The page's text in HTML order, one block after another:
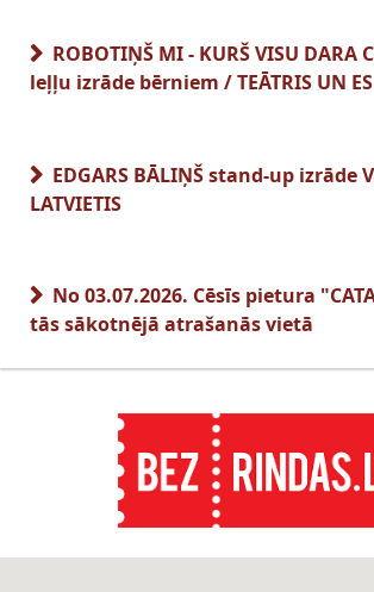
ROBOTIŅŠ MI - KURŠ VISU DARA
leļļu izrāde bērniem / TEĀTRIS UN ES
EDGARS BĀLIŅŠ stand-up izrāde
LATVIETIS
No 03.07.2026. Cēsīs pietura
tās sākotnējā atrašanās vietā